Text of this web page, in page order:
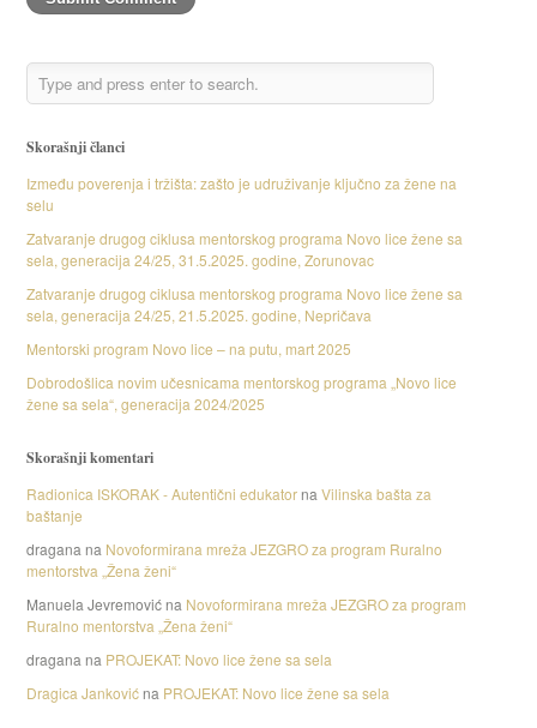
Skorašnji članci
Između poverenja i tržišta: zašto je udruživanje ključno za žene na
selu
Zatvaranje drugog ciklusa mentorskog programa Novo lice žene sa
sela, generacija 24/25, 31.5.2025. godine, Zorunovac
Zatvaranje drugog ciklusa mentorskog programa Novo lice žene sa
sela, generacija 24/25, 21.5.2025. godine, Nepričava
Mentorski program Novo lice – na putu, mart 2025
Dobrodošlica novim učesnicama mentorskog programa „Novo lice
žene sa sela“, generacija 2024/2025
Skorašnji komentari
Radionica ISKORAK - Autentični edukatorna Vilinska bašta za
baštanje
dragana na Novoformirana mreža JEZGRO za program Ruralno
mentorstva „Žena ženi“
Manuela Jevremovićna Novoformirana mreža JEZGRO za program
Ruralno mentorstva „Žena ženi“
dragana na PROJEKAT: Novo lice žene sa sela
Dragica Jankovićna PROJEKAT: Novo lice žene sa sela